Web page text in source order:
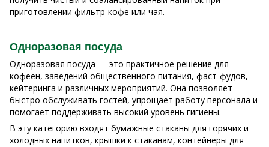
приготовлении фильтр-кофе или чая.
Одноразовая посуда
Одноразовая посуда — это практичное решение для
кофеен, заведений общественного питания, фаст-фудов,
кейтеринга и различных мероприятий. Она позволяет
быстро обслуживать гостей, упрощает работу персонала и
помогает поддерживать высокий уровень гигиены.
В эту категорию входят бумажные стаканы для горячих и
холодных напитков, крышки к стаканам, контейнеры для